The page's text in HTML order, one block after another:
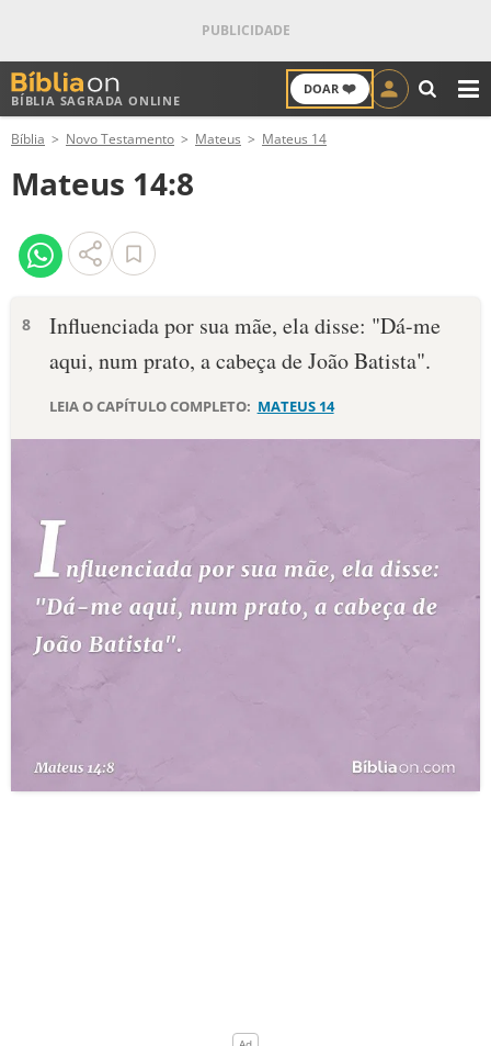
BÍBLIA SAGRADA ONLINE
DOAR ❤️
ANTIGO TESTAMENTO
NOVO TESTAMENTO
VERSÍCULOS
PALAVRA DO DIA
10 MANDAMENTOS
ESTUDOS BÍBLICOS
ESBOÇOS DE PREGAÇÃO
Bíblia Novo Testamento Mateus Mateus 14
Mateus 14:8
8
Influenciada por sua mãe, ela disse: "Dá-me
aqui, num prato, a cabeça de João Batista".
LEIA O CAPÍTULO COMPLETO: MATEUS 14